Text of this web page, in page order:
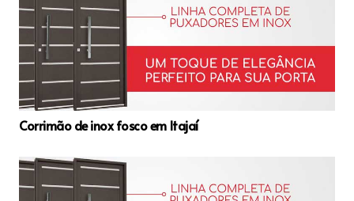
Corrimão de inox fosco em Itajaí